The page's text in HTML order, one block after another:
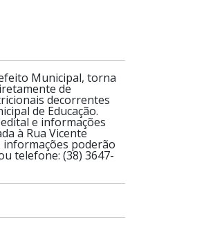
Municipal, torna
de
decorrentes
de Educação.
edital e informações
à Rua Vicente
poderão
telefone: (38) 3647-